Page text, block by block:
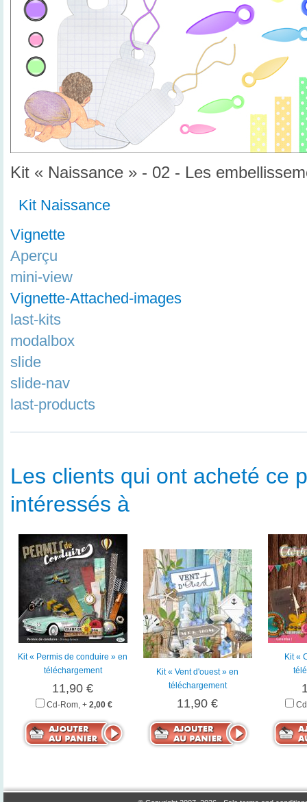
Kit « Naissance » - 02 - Les
Kit Naissance
Vignette
Aperçu
mini-view
Vignette-Attached-images
last-kits
modalbox
slide
slide-nav
last-products
Les clients qui ont acheté ce
intéressés à
Kit « Permis de conduire » en
téléchargement
11,90 €
Cd-Rom, + 2,00 €
Kit « Vent d'ouest » en
téléchargement
11,90 €
Kit «